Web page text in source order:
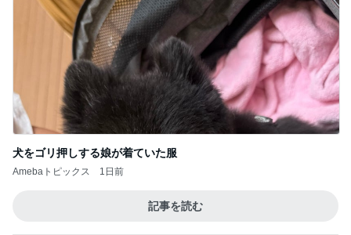
犬をゴリ押しする娘が着ていた服
Amebaトピックス 1日前
記事を読む